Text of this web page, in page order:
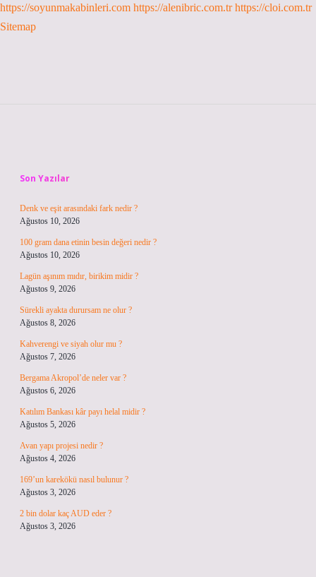
https://soyunmakabinleri.com https://alenibric.com.tr https://cloi.com.tr
Sitemap
Son Yazılar
Denk ve eşit arasındaki fark nedir ?
Ağustos 10, 2026
100 gram dana etinin besin değeri nedir ?
Ağustos 10, 2026
Lagün aşınım mıdır, birikim midir ?
Ağustos 9, 2026
Sürekli ayakta durursam ne olur ?
Ağustos 8, 2026
Kahverengi ve siyah olur mu ?
Ağustos 7, 2026
Bergama Akropol’de neler var ?
Ağustos 6, 2026
Katılım Bankası kâr payı helal midir ?
Ağustos 5, 2026
Avan yapı projesi nedir ?
Ağustos 4, 2026
169’un karekökü nasıl bulunur ?
Ağustos 3, 2026
2 bin dolar kaç AUD eder ?
Ağustos 3, 2026